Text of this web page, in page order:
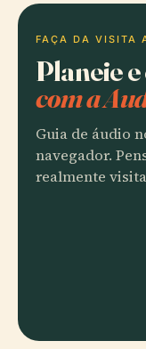
FAÇA DA VISITA
Planeie
com a
Guia de áudio
navegador.
realmente